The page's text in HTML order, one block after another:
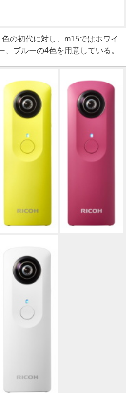
の初代に対し、m15ではホワイ
、ブルーの4色を用意している。